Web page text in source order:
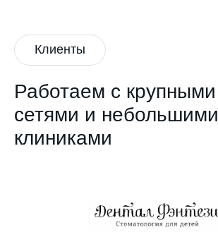
Работаем с крупными
сетями и небольшими
клиниками
Клиенты